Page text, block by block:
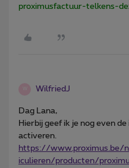
proximusfactuur-telkens-
WilfriedJ
Dag Lana,
Hierbij geef ik je nog even
activeren.
https://
iculieren/producten/